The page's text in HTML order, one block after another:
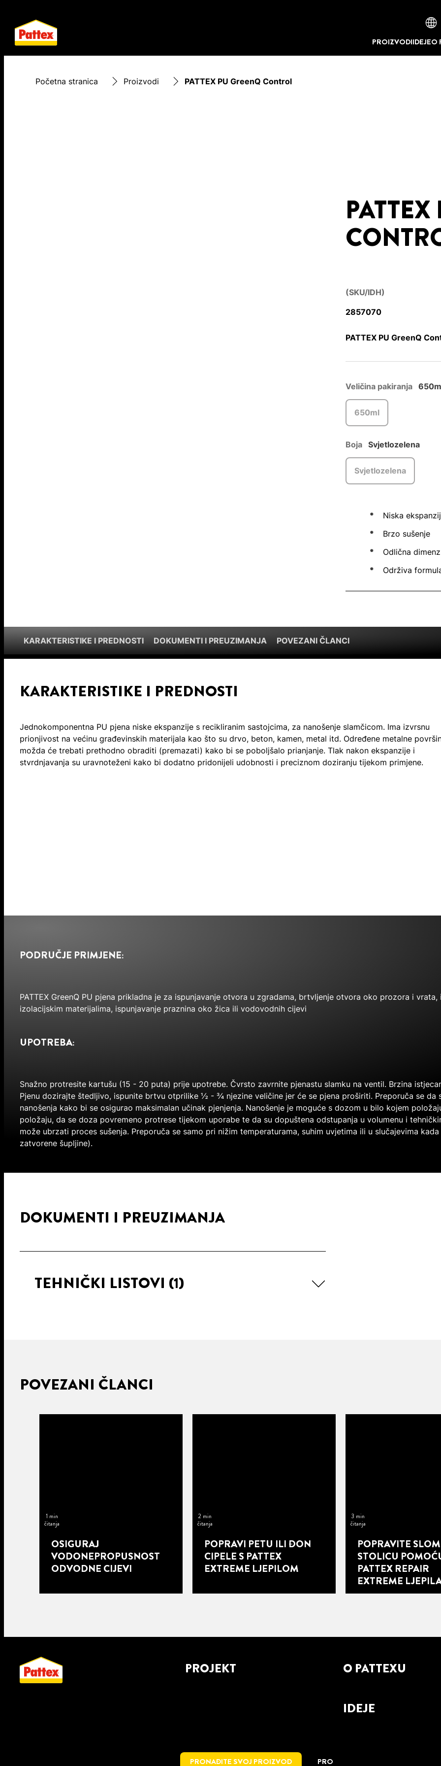
PROIZVODIIDEJEO
Početna stranica Proizvodi PATTEX PU GreenQ Control
(SKU/IDH)
2857070
PATTEX PU GreenQ
Veličina pakiranja
650ml
Boja Svjetlozelena
Svjetlozelena
Niska
Brzo sušenje
Odlična
Održiva
KARAKTERISTIKE I PREDNOSTI DOKUMENTI I PREUZIMANJA POVEZANI ČLANCI
KARAKTERISTIKE I PREDNOSTI
Jednokomponentna PU pjena niske ekspanzije s recikliranim sastojcima, za nanošenje slamčicom. Ima izvrsnu
prionjivost na većinu građevinskih materijala kao što su drvo, beton, kamen, metal itd. Određene metalne
možda će trebati prethodno obraditi (premazati) kako bi se poboljšalo prianjanje. Tlak nakon ekspanzije i
stvrdnjavanja su uravnoteženi kako bi dodatno pridonijeli udobnosti i preciznom doziranju tijekom primjene.
PODRUČJE PRIMJENE:
PATTEX GreenQ PU pjena prikladna je za ispunjavanje otvora u zgradama, brtvljenje otvora oko prozora i
izolacijskim materijalima, ispunjavanje praznina oko žica ili vodovodnih cijevi
UPOTREBA:
Snažno protresite kartušu (15 - 20 puta) prije upotrebe. Čvrsto zavrnite pjenastu slamku na ventil. Brzina
Pjenu dozirajte štedljivo, ispunite brtvu otprilike ½ - ¾ njezine veličine jer će se pjena proširiti. Preporuča se
nanošenja kako bi se osigurao maksimalan učinak pjenjenja. Nanošenje je moguće s dozom u bilo kojem
položaju, da se doza povremeno protrese tijekom uporabe te da su dopuštena odstupanja u volumenu i
može ubrzati proces sušenja. Preporuča se samo pri nižim temperaturama, suhim uvjetima ili u slučajevima
zatvorene šupljine).
DOKUMENTI I PREUZIMANJA
TEHNIČKI LISTOVI (1)
POVEZANI ČLANCI
1 min
čitanja
OSIGURAJ
VODONEPROPUSNOST
ODVODNE CIJEVI
2 min
čitanja
POPRAVI PETU ILI ĐON
CIPELE S PATTEX
EXTREME LJEPILOM
3 min
čitanja
POPRAVITE
STOLICU
PATTEX REPAIR
EXTREME
PROJEKT O PATTEXU
IDEJE
PRONAĐITE SVOJ PROIZVOD PRO